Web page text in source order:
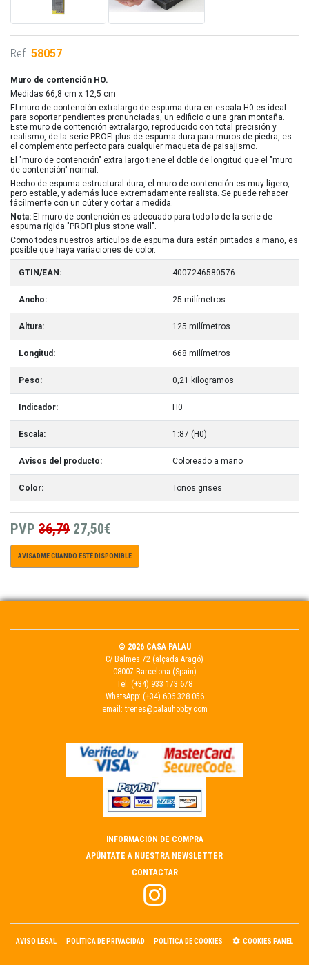
Ref. 58057
Muro de contención HO.
Medidas 66,8 cm x 12,5 cm
El muro de contención extralargo de espuma dura en escala H0 es ideal
para soportar pendientes pronunciadas, un edificio o una gran montaña.
Este muro de contención extralargo, reproducido con total precisión y
realismo, de la serie PROFI plus de espuma dura para muros de piedra, es
el complemento perfecto para cualquier maqueta de paisajismo.
El "muro de contención" extra largo tiene el doble de longitud que el "muro
de contención" normal.
Hecho de espuma estructural dura, el muro de contención es muy ligero,
pero estable, y además luce extremadamente realista. Se puede rehacer
fácilmente con un cúter y cortar a medida.
Nota: El muro de contención es adecuado para todo lo de la serie de
espuma rígida "PROFI plus stone wall".
Como todos nuestros artículos de espuma dura están pintados a mano, es
posible que haya variaciones de color.
GTIN/EAN: 4007246580576
Ancho: 25 milímetros
Altura: 125 milímetros
Longitud: 668 milímetros
Peso: 0,21 kilogramos
Indicador: H0
Escala: 1:87 (H0)
Avisos del producto: Coloreado a mano
Color: Tonos grises
PVP 36,79 27,50€
AVISADME CUANDO ESTÉ DISPONIBLE
© 2026 CASA PALAU
C/ Balmes 72 (alçada Aragó)
08007 Barcelona (Spain)
Tel. (+34) 933 173 678
WhatsApp: (+34) 606 328 056
email: trenes@palauhobby.com
INFORMACIÓN DE COMPRA
APÚNTATE A NUESTRA NEWSLETTER
CONTACTAR
AVISO LEGAL POLÍTICA DE PRIVACIDAD POLÍTICA DE COOKIES COOKIES PANEL